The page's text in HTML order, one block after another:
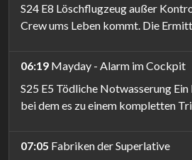
S24 E8 Löschflugzeug außer
Crew ums Leben kommt. Die
06:19 Mayday - Alarm im Cockpit
S25 E5 Tödliche Notwasserung
bei dem es zu einem kompletten
07:05 Fabriken der Superlative